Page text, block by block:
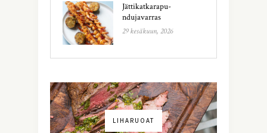
Jättikatkarapu-
ndujavarras
29 kesäkuun, 2026
LIHARUOAT